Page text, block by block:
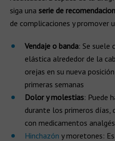
siga una serie de
de complicaciones y promover
Vendaje o banda: Se suele
elástica alrededor de la
orejas en su nueva
primeras semanas
Dolor y molestias: Puede
durante los primeros días,
con medicamentos
Hinchazón y moretones: